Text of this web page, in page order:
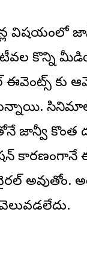
జాన్వీ
కొన్ని
కు
కొంత
కారణంగానే ఈ